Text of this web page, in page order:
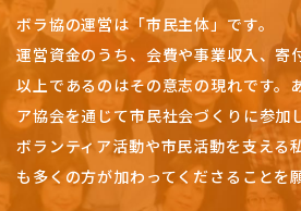
ボラ協の運営は「市民主体」です。
運営資金のうち、会費や事業収入、寄
以上であるのはその意志の現れです。
ア協会を通じて市民社会づくりに参加
ボランティア活動や市民活動を支える
も多くの方が加わってくださることを